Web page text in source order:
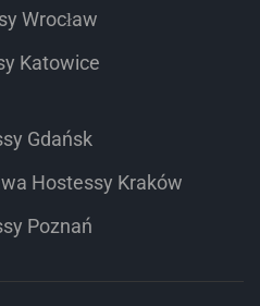
Wrocław
Katowice
Gdańsk
Hostessy Kraków
Poznań